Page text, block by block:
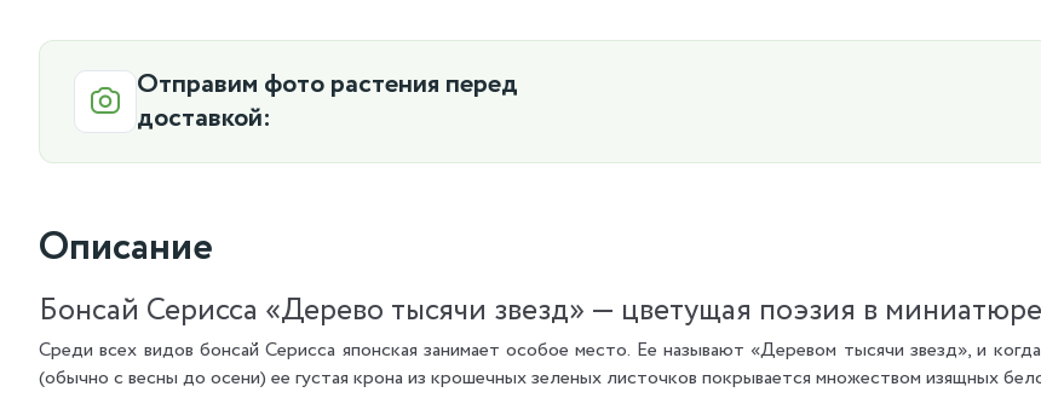
Отправим фото растения перед
доставкой:
Описание
Бонсай Серисса «Дерево тысячи звезд» — цветущая поэзия в миниатюре
Среди всех видов бонсай Серисса японская занимает особое место. Ее называют «Деревом тысячи звезд», и
(обычно с весны до осени) ее густая крона из крошечных зеленых листочков покрывается множеством изящных